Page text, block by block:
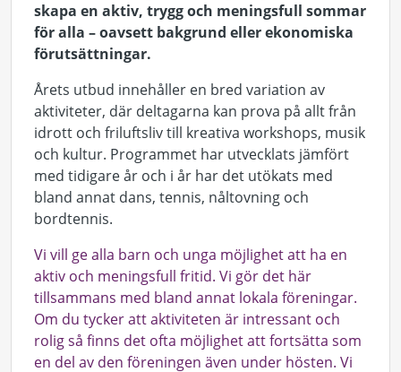
skapa en aktiv, trygg och meningsfull sommar
för alla – oavsett bakgrund eller ekonomiska
förutsättningar.
Årets utbud innehåller en bred variation av
aktiviteter, där deltagarna kan prova på allt från
idrott och friluftsliv till kreativa workshops, musik
och kultur. Programmet har utvecklats jämfört
med tidigare år och i år har det utökats med
bland annat dans, tennis, nåltovning och
bordtennis.
Vi vill ge alla barn och unga möjlighet att ha en
aktiv och meningsfull fritid. Vi gör det här
tillsammans med bland annat lokala föreningar.
Om du tycker att aktiviteten är intressant och
rolig så finns det ofta möjlighet att fortsätta som
en del av den föreningen även under hösten. Vi